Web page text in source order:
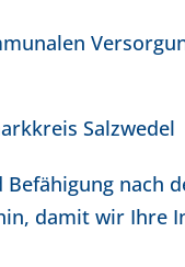
Salzwedel
damit wir Ihre